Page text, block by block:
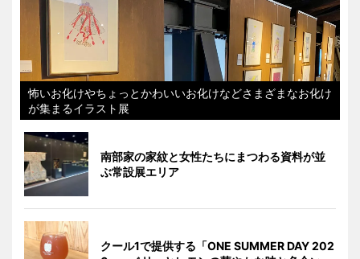
怖いお化けやちょっとかわいいお化けなどさまざまなお化け
が集まるイラスト展
南部家の家紋と女性たちにまつわる資料が並
ぶ常設展エリア
クール1で提供する「ONE SUMMER DAY 202